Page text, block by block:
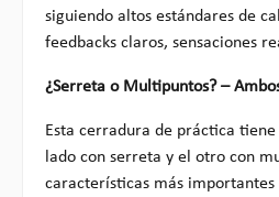
siguiendo altos estándares de
feedbacks claros, sensaciones
¿Serreta o Multipuntos? –
Esta cerradura de práctica
lado con serreta y el otro con
características más